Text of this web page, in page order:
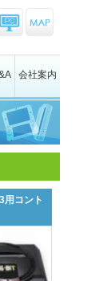
会社案内
用コント